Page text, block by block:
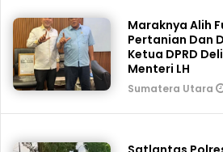
Maraknya Alih
Pertanian Dan
Ketua DPRD
Menteri LH
Sumatera Utara